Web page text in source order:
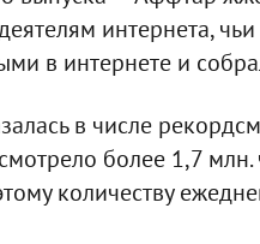
интернета,
в интернете и
в числе
более 1,7
количеству